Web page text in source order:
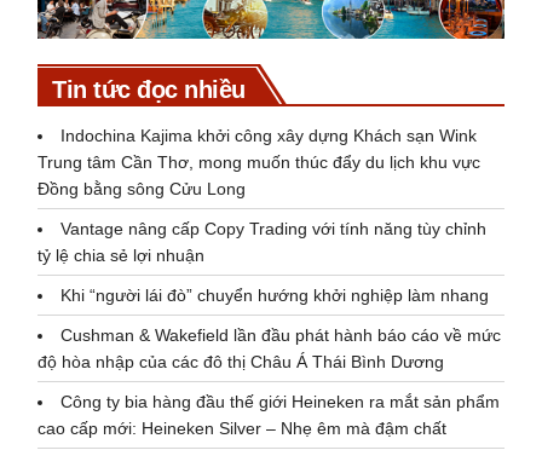
Tin tức đọc nhiều
Indochina Kajima khởi công xây dựng Khách sạn Wink
Trung tâm Cần Thơ, mong muốn thúc đẩy du lịch khu vực
Đồng bằng sông Cửu Long
Vantage nâng cấp Copy Trading với tính năng tùy chỉnh
tỷ lệ chia sẻ lợi nhuận
Khi “người lái đò” chuyển hướng khởi nghiệp làm nhang
Cushman & Wakefield lần đầu phát hành báo cáo về mức
độ hòa nhập của các đô thị Châu Á Thái Bình Dương
Công ty bia hàng đầu thế giới Heineken ra mắt sản phẩm
cao cấp mới: Heineken Silver – Nhẹ êm mà đậm chất